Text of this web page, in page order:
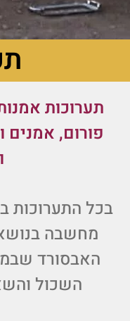
תערוכות
פורום, אמנים
בכל התערוכות
מחשבה
האבסורד
השכול